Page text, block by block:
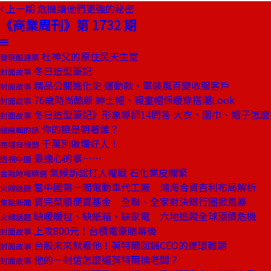
上一期 危機讓他們更強的秘密
《商業周刊》第 1732 期
發現酷建築 杜神父的原住民天主堂
封面故事 冬日造型筆記
封面故事 精品公關進化史 運動款、軍裝風百變收服客戶
封面故事 76歲時尚酷爺 紳士帽、報童帽保暖穿搭潮Look
封面故事 冬日造型筆記》形象導師14問答 大衣、圍巾、帽子怎
總編輯的話 你的臉是朝著誰？
商場自慢塾 千萬別做爛好人！
透視中國 最擔心的事……
金融時報精選 氣候訴訟打人權戰 石化業皮繃緊
火線話題 當中國第一間電動車代工廠 鴻海合資吉利布局解析
焦點新聞 買完菜順便買基金 全聯、全家對決銀行圈掀風暴
火線話題 缺暖暖包、缺紙箱、缺家電 六地追蹤全球漲價危機
封面故事 上攻800元！台積電豪賭幕後
封面故事 台股未來就看他！英特爾回鍋CEO的連環難題
封面故事 他的一封信怎麼逼英特爾換老闆？